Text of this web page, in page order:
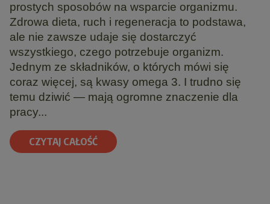
prostych sposobów na wsparcie organizmu.
Zdrowa dieta, ruch i regeneracja to podstawa,
ale nie zawsze udaje się dostarczyć
wszystkiego, czego potrzebuje organizm.
Jednym ze składników, o których mówi się
coraz więcej, są kwasy omega 3. I trudno się
temu dziwić — mają ogromne znaczenie dla
pracy...
CZYTAJ CAŁOŚĆ